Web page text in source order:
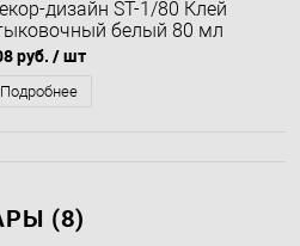
дизайн ST-1/80 Клей
белый 80 мл
руб. / шт
Подробнее
(8)